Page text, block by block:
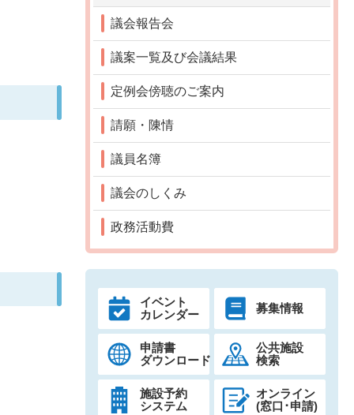
議会報告会
議案一覧及び会議結果
定例会傍聴のご案内
請願・陳情
議員名簿
議会のしくみ
政務活動費
イベント
カレンダー
募集情報
申請書
ダウンロード
公共施設
検索
施設予約
システム
オンライン
(窓口･申請)